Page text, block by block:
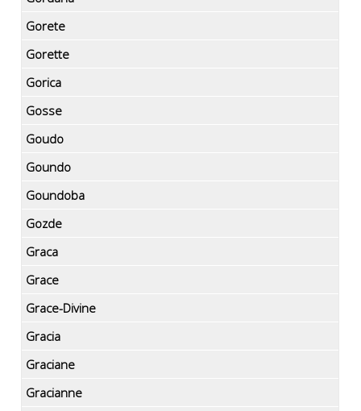
Gorete
Gorette
Gorica
Gosse
Goudo
Goundo
Goundoba
Gozde
Graca
Grace
Grace-Divine
Gracia
Graciane
Gracianne